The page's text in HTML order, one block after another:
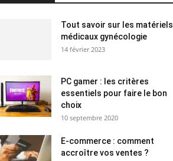
Tout savoir sur les matériels
médicaux gynécologie
14 février 2023
PC gamer : les critères
essentiels pour faire le bon
choix
10 septembre 2020
E-commerce : comment
accroître vos ventes ?